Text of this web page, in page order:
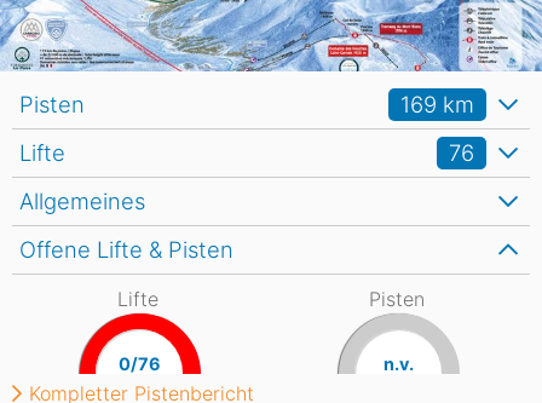
Allgemeines
Lifte 76
Pisten 169 km
Offene Lifte & Pisten
Lifte
0/76
Pisten
n.v.
Kompletter Pistenbericht